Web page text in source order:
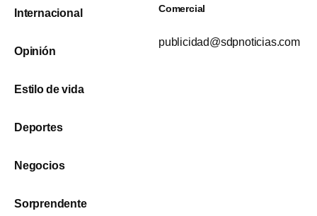
Internacional
Opinión
Estilo de vida
Deportes
Negocios
Sorprendente
Comercial
publicidad@sdpnoticias.com